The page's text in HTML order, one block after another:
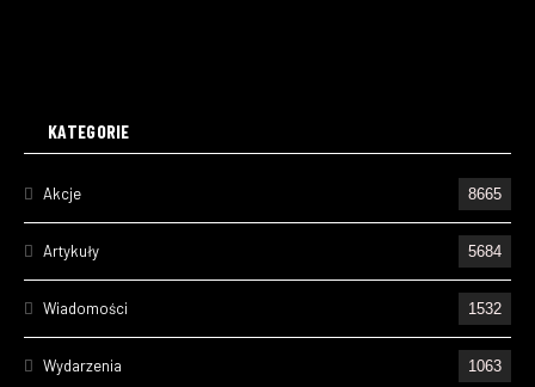
KATEGORIE
Akcje 8665
Artykuły 5684
Wiadomości 1532
Wydarzenia 1063